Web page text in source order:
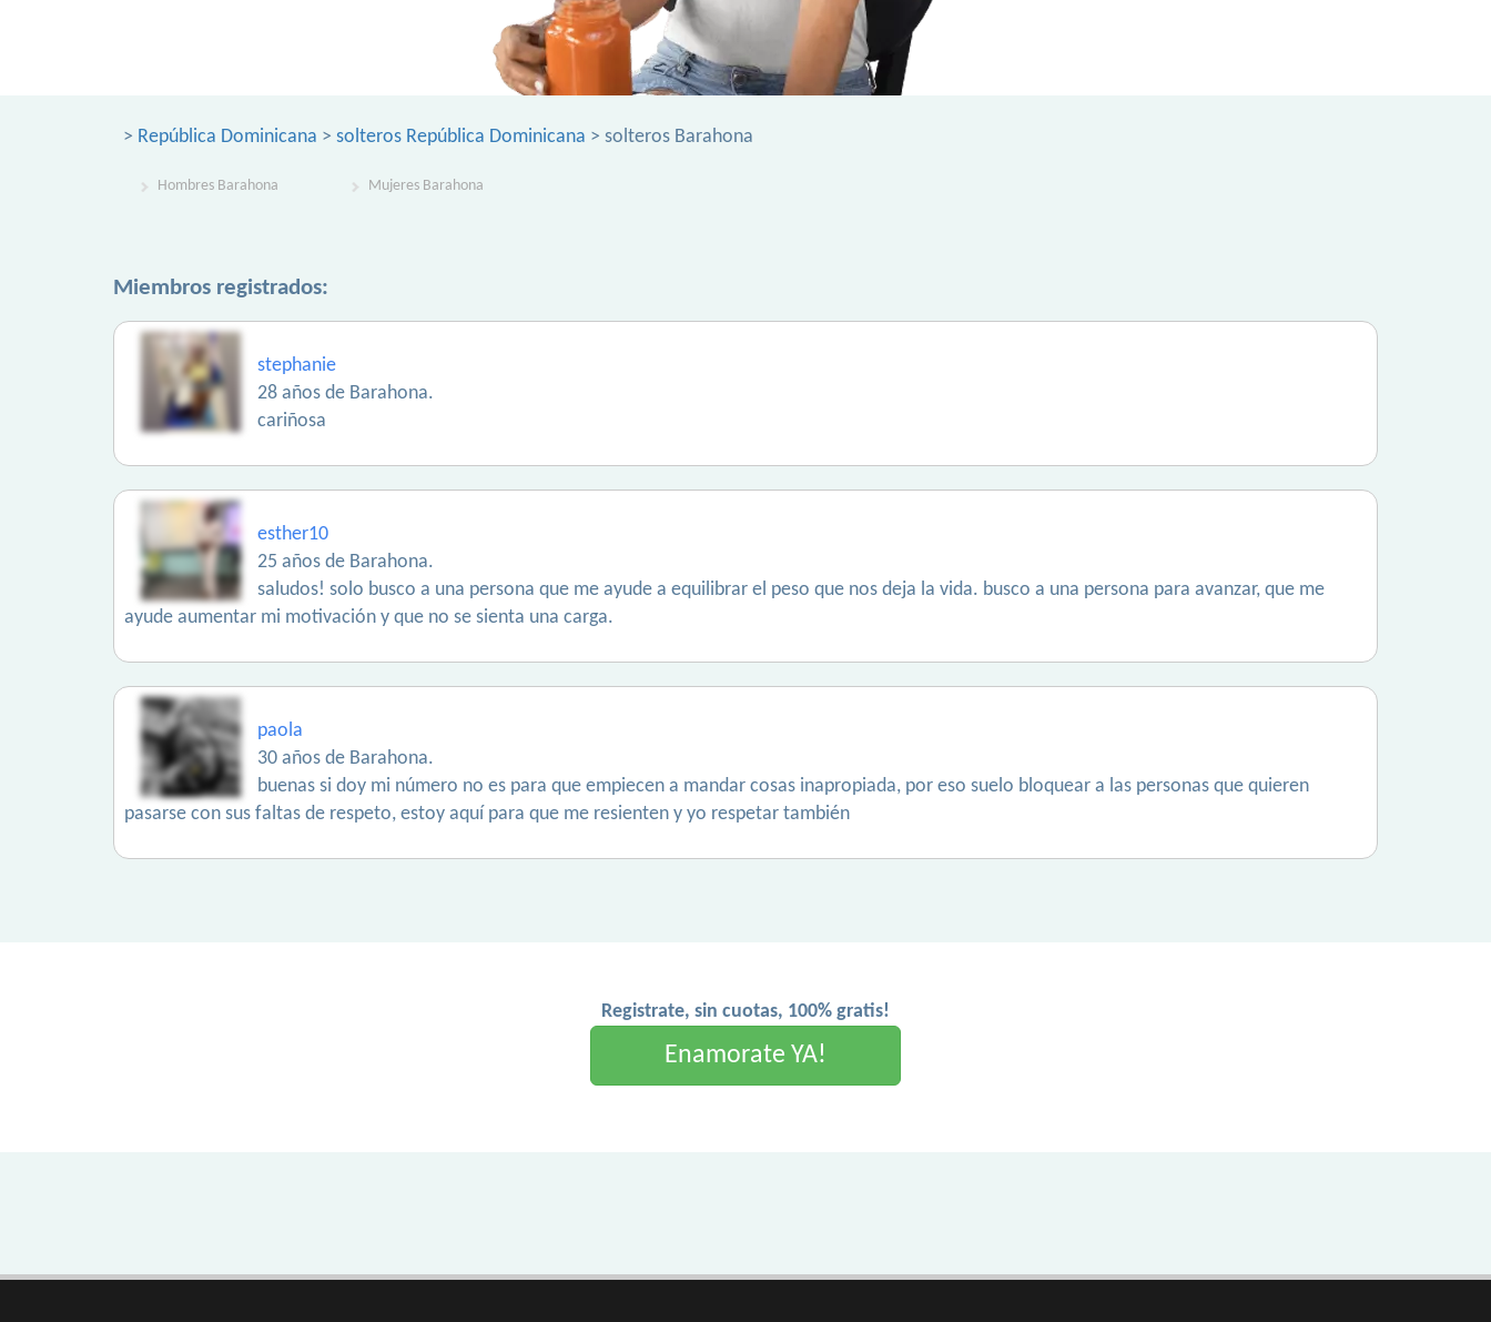
> República Dominicana > solteros República Dominicana > solteros Barahona
Hombres Barahona Mujeres Barahona
Miembros registrados:
stephanie
28 años de Barahona.
cariñosa
esther10
25 años de Barahona.
saludos! solo busco a una persona que me ayude a equilibrar el peso que nos deja la vida. busco a una persona para avanzar, que me
ayude aumentar mi motivación y que no se sienta una carga.
paola
30 años de Barahona.
buenas si doy mi número no es para que empiecen a mandar cosas inapropiada, por eso suelo bloquear a las personas que quieren
pasarse con sus faltas de respeto, estoy aquí para que me resienten y yo respetar también
Registrate, sin cuotas, 100% gratis!
Enamorate YA!